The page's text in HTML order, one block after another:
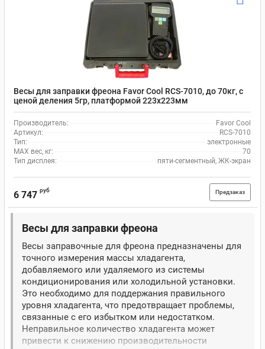
Весы для заправки фреона Favor Cool RCS-7010, до 70кг, с
ценой деления 5гр, платформой 223х223мм
Производитель:
Favor Cool
Артикул:
RCS-7010
Тип:
электронные
MAX вес, кг:
70
Тип дисплея:
пяти-сегментный, ЖК-экран
6 747 руб Предзаказ
Весы для заправки фреона
Весы заправочные для фреона предназначены для
точного измерения массы хладагента,
добавляемого или удаляемого из системы
кондиционирования или холодильной установки.
Это необходимо для поддержания правильного
уровня хладагента, что предотвращает проблемы,
связанные с его избытком или недостатком.
Неправильное количество хладагента может
привести к снижению производительности